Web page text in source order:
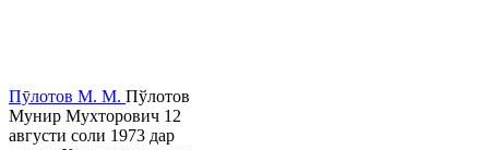
Пӯлотов М. М. Пўлотов
Мунир Мухторович 12
августи соли 1973 дар